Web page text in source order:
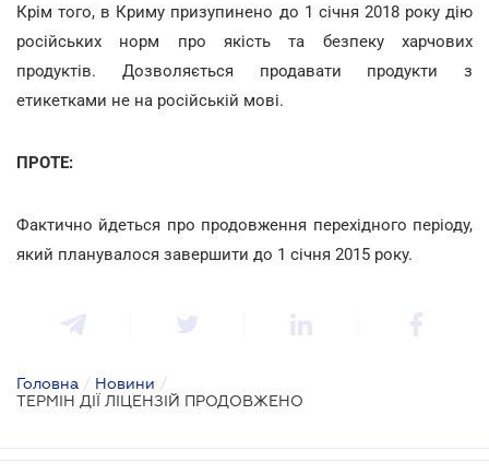
Крім того, в Криму призупинено до 1 січня 2018 року дію
російських норм про якість та безпеку харчових
продуктів. Дозволяється продавати продукти з
етикетками не на російській мові.
ПРОТЕ:
Фактично йдеться про продовження перехідного періоду,
який планувалося завершити до 1 січня 2015 року.
Головна / Новини /
ТЕРМІН ДІЇ ЛІЦЕНЗІЙ ПРОДОВЖЕНО